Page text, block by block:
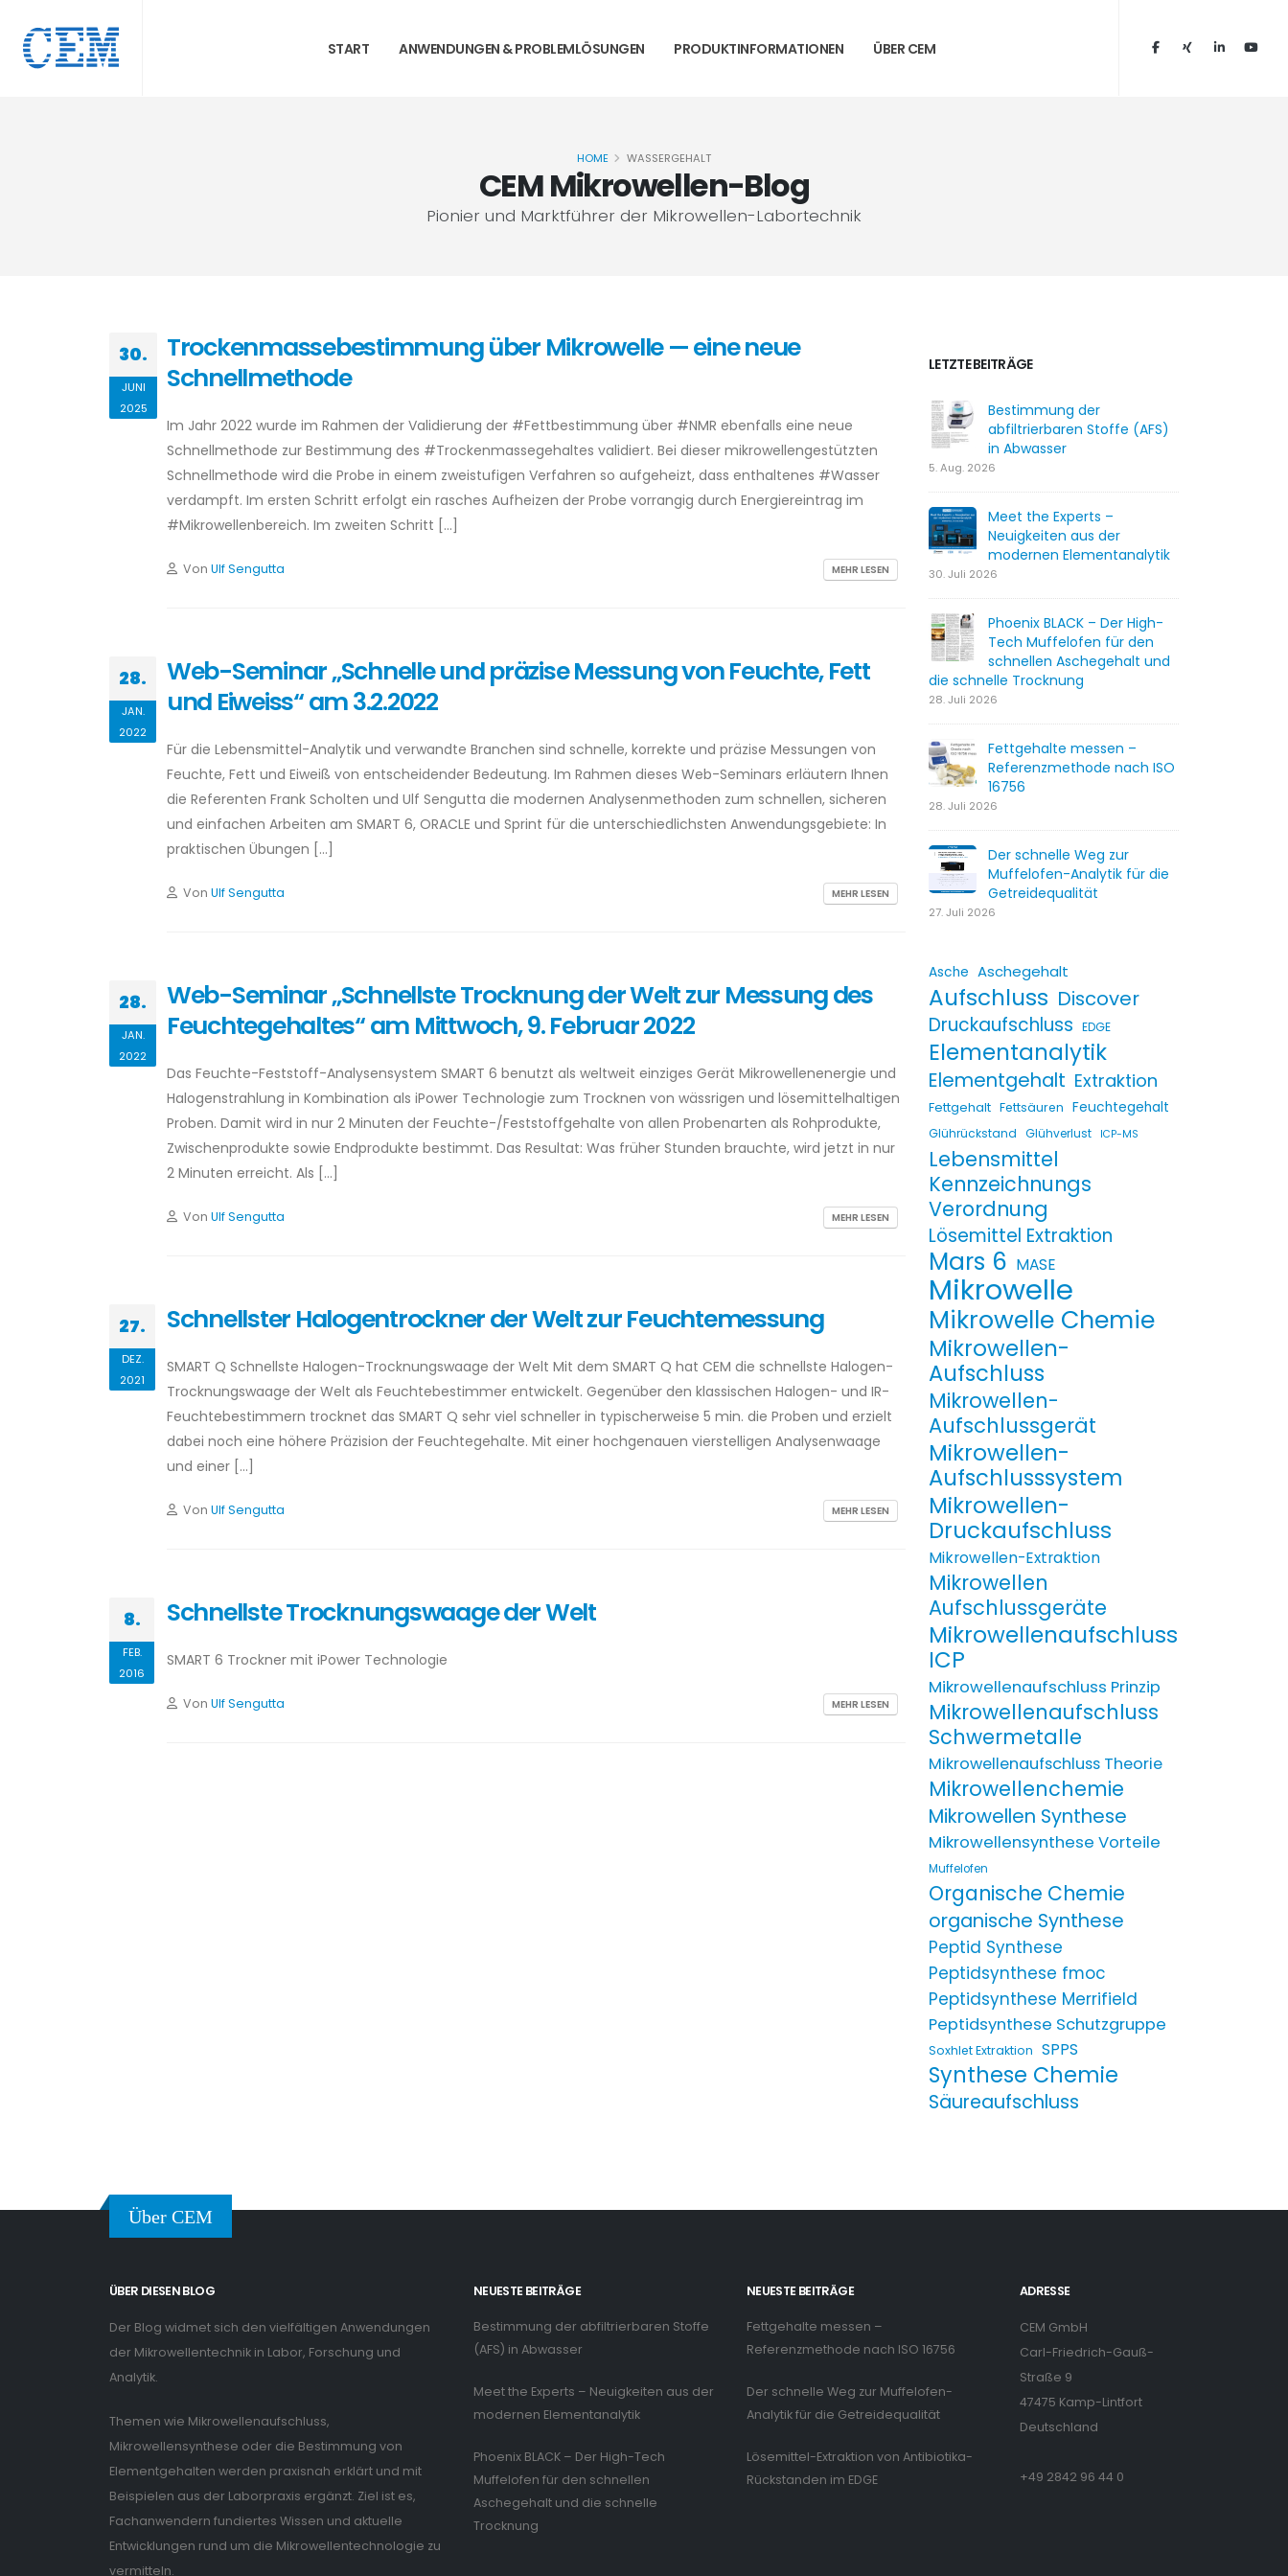
START ANWENDUNGEN & PROBLEMLÖSUNGEN PRODUKTINFORMATIONEN ÜBER CEM
CEM Mikrowellen-Blog
Pionier und Marktführer der Mikrowellen-Labortechnik
HOME WASSERGEHALT
LETZTE BEITRÄGE
Bestimmung der
abfiltrierbaren Stoffe (AFS)
in Abwasser
5. Aug. 2026
Meet the Experts –
Neuigkeiten aus der
modernen Elementanalytik
30. Juli 2026
Phoenix BLACK – Der High-
Tech Muffelofen für den
schnellen Aschegehalt und
die schnelle Trocknung
28. Juli 2026
Fettgehalte messen –
Referenzmethode nach ISO
16756
28. Juli 2026
Der schnelle Weg zur
Muffelofen-Analytik für die
Getreidequalität
27. Juli 2026
Asche Aschegehalt
Aufschluss Discover
Druckaufschluss EDGE
Elementanalytik
Elementgehalt Extraktion
Fettgehalt Fettsäuren Feuchtegehalt
Glührückstand Glühverlust ICP-MS
Lebensmittel
Kennzeichnungs
Verordnung
Lösemittel Extraktion
Mars 6 MASE
Mikrowelle
Mikrowelle Chemie
Mikrowellen-
Aufschluss
Mikrowellen-
Aufschlussgerät
Mikrowellen-
Aufschlusssystem
Mikrowellen-
Druckaufschluss
Mikrowellen-Extraktion
Mikrowellen
Aufschlussgeräte
Mikrowellenaufschluss
ICP
Mikrowellenaufschluss Prinzip
Mikrowellenaufschluss
Schwermetalle
Mikrowellenaufschluss Theorie
Mikrowellenchemie
Mikrowellen Synthese
Mikrowellensynthese Vorteile
Muffelofen
Organische Chemie
organische Synthese
Peptid Synthese
Peptidsynthese fmoc
Peptidsynthese Merrifield
Peptidsynthese Schutzgruppe
Soxhlet Extraktion SPPS
Synthese Chemie
Säureaufschluss
30.
JUNI
2025
Trockenmassebestimmung über Mikrowelle — eine neue
Schnellmethode
Im Jahr 2022 wurde im Rahmen der Validierung der #Fettbestimmung über #NMR ebenfalls eine neue
Schnellmethode zur Bestimmung des #Trockenmassegehaltes validiert. Bei dieser mikrowellengestützten
Schnellmethode wird die Probe in einem zweistufigen Verfahren so aufgeheizt, dass enthaltenes #Wasser
verdampft. Im ersten Schritt erfolgt ein rasches Aufheizen der Probe vorrangig durch Energiereintrag im
#Mikrowellenbereich. Im zweiten Schritt […]
Von Ulf Sengutta MEHR LESEN
28.
JAN.
2022
Web-Seminar „Schnelle und präzise Messung von Feuchte, Fett
und Eiweiss“ am 3.2.2022
Für die Lebensmittel-Analytik und verwandte Branchen sind schnelle, korrekte und präzise Messungen von
Feuchte, Fett und Eiweiß von entscheidender Bedeutung. Im Rahmen dieses Web-Seminars erläutern Ihnen
die Referenten Frank Scholten und Ulf Sengutta die modernen Analysenmethoden zum schnellen, sicheren
und einfachen Arbeiten am SMART 6, ORACLE und Sprint für die unterschiedlichsten Anwendungsgebiete: In
praktischen Übungen […]
Von Ulf Sengutta MEHR LESEN
28.
JAN.
2022
Web-Seminar „Schnellste Trocknung der Welt zur Messung des
Feuchtegehaltes“ am Mittwoch, 9. Februar 2022
Das Feuchte-Feststoff-Analysensystem SMART 6 benutzt als weltweit einziges Gerät Mikrowellenenergie und
Halogenstrahlung in Kombination als iPower Technologie zum Trocknen von wässrigen und lösemittelhaltigen
Proben. Damit wird in nur 2 Minuten der Feuchte-/Feststoffgehalte von allen Probenarten als Rohprodukte,
Zwischenprodukte sowie Endprodukte bestimmt. Das Resultat: Was früher Stunden brauchte, wird jetzt in nur
2 Minuten erreicht. Als […]
Von Ulf Sengutta MEHR LESEN
27.
DEZ.
2021
Schnellster Halogentrockner der Welt zur Feuchtemessung
SMART Q Schnellste Halogen-Trocknungswaage der Welt Mit dem SMART Q hat CEM die schnellste Halogen-
Trocknungswaage der Welt als Feuchtebestimmer entwickelt. Gegenüber den klassischen Halogen- und IR-
Feuchtebestimmern trocknet das SMART Q sehr viel schneller in typischerweise 5 min. die Proben und erzielt
dabei noch eine höhere Präzision der Feuchtegehalte. Mit einer hochgenauen vierstelligen Analysenwaage
und einer […]
Von Ulf Sengutta MEHR LESEN
8.
FEB.
2016
Schnellste Trocknungswaage der Welt
SMART 6 Trockner mit iPower Technologie
Von Ulf Sengutta MEHR LESEN
Über CEM
ÜBER DIESEN BLOG
Der Blog widmet sich den vielfältigen Anwendungen
der Mikrowellentechnik in Labor, Forschung und
Analytik.
Themen wie Mikrowellenaufschluss,
Mikrowellensynthese oder die Bestimmung von
Elementgehalten werden praxisnah erklärt und mit
Beispielen aus der Laborpraxis ergänzt. Ziel ist es,
Fachanwendern fundiertes Wissen und aktuelle
Entwicklungen rund um die Mikrowellentechnologie zu
vermitteln.
NEUESTE BEITRÄGE
Bestimmung der abfiltrierbaren Stoffe
(AFS) in Abwasser
Meet the Experts – Neuigkeiten aus der
modernen Elementanalytik
Phoenix BLACK – Der High-Tech
Muffelofen für den schnellen
Aschegehalt und die schnelle
Trocknung
NEUESTE BEITRÄGE
Fettgehalte messen –
Referenzmethode nach ISO 16756
Der schnelle Weg zur Muffelofen-
Analytik für die Getreidequalität
Lösemittel-Extraktion von Antibiotika-
Rückstanden im EDGE
ADRESSE
CEM GmbH
Carl-Friedrich-Gauß-
Straße 9
47475 Kamp-Lintfort
Deutschland
+49 2842 96 44 0